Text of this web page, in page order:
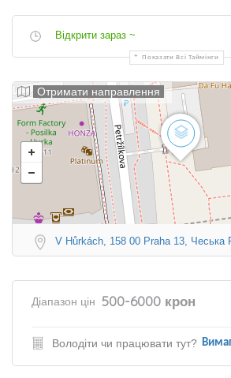
Відкрити зараз ~
Показати Всі Таймінги
Отримати направлення
V Hůrkách, 158 00 Praha 13, Чеська
Діапазон цін 500-6000 крон
Володіти чи працювати тут?